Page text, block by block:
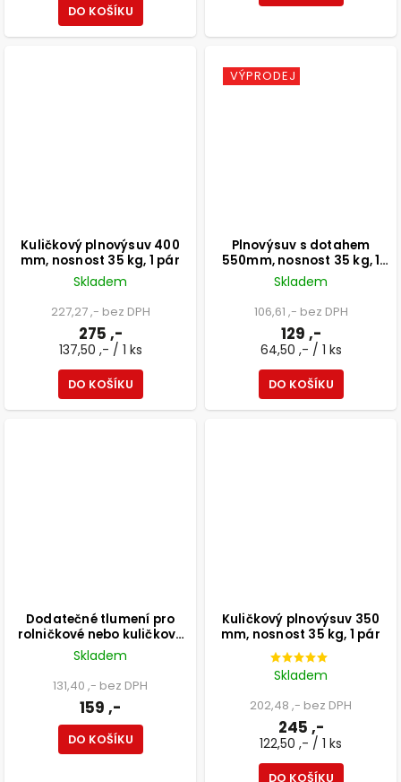
DO KOŠÍKU
Kuličkový plnovýsuv 400
mm, nosnost 35 kg, 1 pár
Skladem
227,27 ,- bez DPH
275 ,-
137,50 ,- / 1 ks
DO KOŠÍKU
VÝPRODEJ
Plnovýsuv s dotahem
550mm, nosnost 35 kg, 1
pár
Skladem
106,61 ,- bez DPH
129 ,-
64,50 ,- / 1 ks
DO KOŠÍKU
Dodatečné tlumení pro
rolničkové nebo kuličkové
výsuvy
Skladem
131,40 ,- bez DPH
159 ,-
DO KOŠÍKU
Kuličkový plnovýsuv 350
mm, nosnost 35 kg, 1 pár
Skladem
202,48 ,- bez DPH
245 ,-
122,50 ,- / 1 ks
DO KOŠÍKU